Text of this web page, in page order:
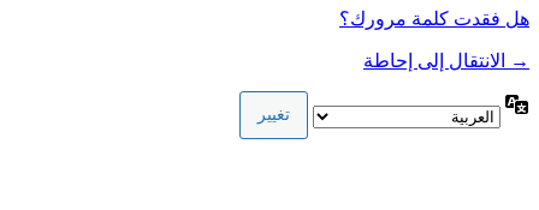
هل فقدت كلمة مرورك؟
→ الانتقال إلى إحاطة
اللغة